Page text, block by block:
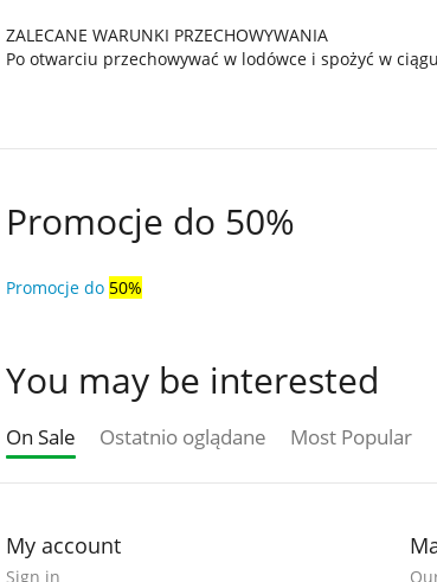
ZALECANE WARUNKI PRZECHOWYWANIA
Po otwarciu przechowywać w lodówce i spożyć w
Promocje do 50%
Promocje do 50%
You may be interested
On Sale Ostatnio oglądane Most Popular
My account
Sign in